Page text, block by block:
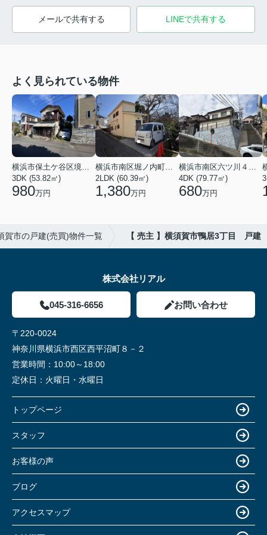
メールで共有する LINEで共有する
よく見られている物件
横浜市保土ケ谷区境木本町
3DK (53.82㎡)
980万円
横浜市南区堀ノ内町２丁目
2LDK (60.39㎡)
1,380万円
横浜市南区六ツ川４丁目
4DK (79.77㎡)
680万円
賀市の戸建(売買)物件一覧 【 売主 】横須賀市鴨居3丁目 戸建
株式会社リアル
045-316-6656 お問い合わせ
〒220-0024
神奈川県横浜市西区西平沼町８－２
営業時間： 10:00～18:00
定休日： 火曜日・水曜日
トップページ
スタッフ
お客様の声
ブログ
アクセスマップ